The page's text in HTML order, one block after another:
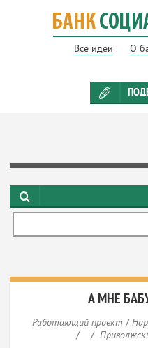
Все идеи О
ЦЕЛЕВАЯ АУДИТОРИЯ
А МНЕ
Работающий проект /
/
/